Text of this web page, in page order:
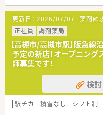
【募集背景と求める人物
■近隣医療機関からの処
であり、周囲と協力し
います。
■実績やスキルも大切で
者様に対して素直な気
迎します。
■30代前半までの未経
り、新しい環境で一か
ます。
更新日： 2026/07/07 薬剤師
正社員
調剤薬局
【高槻市/高槻市駅】阪急
予定の新店！オープニン
師募集です！
検
駅チカ 積雪なし シフト制